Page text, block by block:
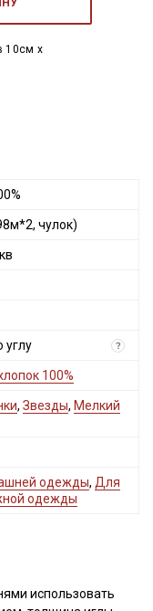
10см x
чулок)
углу ?
100%
, Звезды, Мелкий
одежды, Для
одежды
использовать
на узкие
персональных
персональных